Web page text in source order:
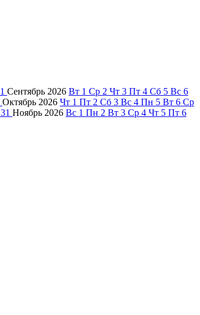
Сентябрь 2026 Вт 1 Ср 2 Чт 3 Пт 4 Сб 5 Вс 6
Октябрь 2026 Чт 1 Пт 2 Сб 3 Вс 4 Пн 5 Вт 6 Ср
31 Ноябрь 2026 Вс 1 Пн 2 Вт 3 Ср 4 Чт 5 Пт 6